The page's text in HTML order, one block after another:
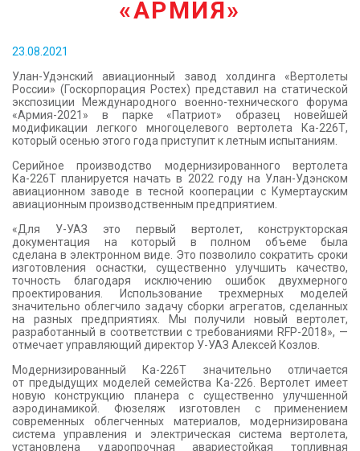
«АРМИЯ»
23.08.2021
Улан-Удэнский авиационный завод холдинга «Вертолеты
России» (Госкорпорация Ростех) представил на статической
экспозиции Международного военно-технического форума
«Армия-2021» в парке «Патриот» образец новейшей
модификации легкого многоцелевого вертолета Ка-226Т,
который осенью этого года приступит к летным испытаниям.
Серийное производство модернизированного вертолета
Ка-226Т планируется начать в 2022 году на Улан-Удэнском
авиационном заводе в тесной кооперации с Кумертауским
авиационным производственным предприятием.
«Для У-УАЗ это первый вертолет, конструкторская
документация на который в полном объеме была
сделана в электронном виде. Это позволило сократить сроки
изготовления оснастки, существенно улучшить качество,
точность благодаря исключению ошибок двухмерного
проектирования. Использование трехмерных моделей
значительно облегчило задачу сборки агрегатов, сделанных
на разных предприятиях. Мы получили новый вертолет,
разработанный в соответствии с требованиями RFP-2018», —
отмечает управляющий директор У-УАЗ Алексей Козлов.
Модернизированный Ка-226Т значительно отличается
от предыдущих моделей семейства Ка-226. Вертолет имеет
новую конструкцию планера с существенно улучшенной
аэродинамикой. Фюзеляж изготовлен с применением
современных облегченных материалов, модернизирована
система управления и электрическая система вертолета,
установлена ударопрочная авариестойкая топливная